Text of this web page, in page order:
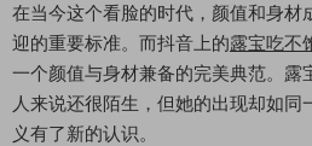
在当今这个看脸的时代，颜值和身材
迎的重要标准。而抖音上的露宝吃不
一个颜值与身材兼备的完美典范。露
人来说还很陌生，但她的出现却如同
义有了新的认识。